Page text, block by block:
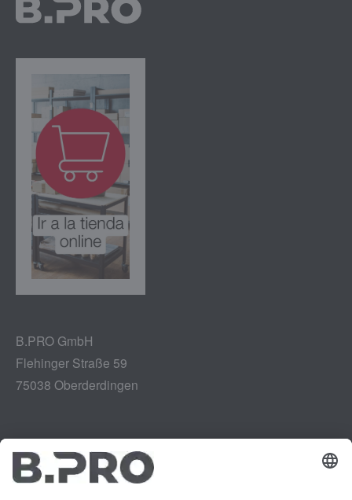
B.PRO GmbH
Flehinger Straße 59
75038 Oberderdingen
Aviso legal